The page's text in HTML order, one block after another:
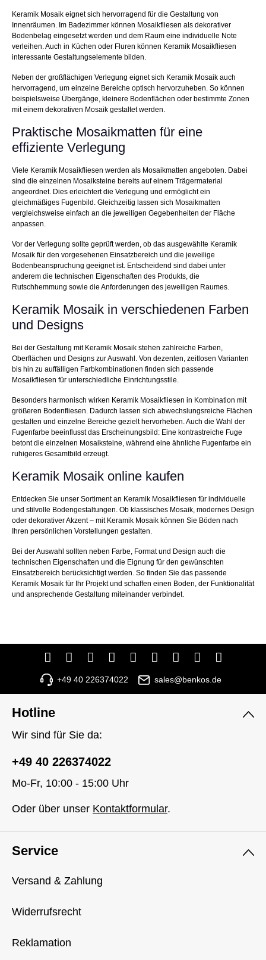
Keramik Mosaik eignet sich hervorragend für die Gestaltung von
Innenräumen. Im Badezimmer können Mosaikfliesen als dekorativer
Bodenbelag eingesetzt werden und dem Raum eine individuelle Note
verleihen. Auch in Küchen oder Fluren können Keramik Mosaikfliesen
interessante Gestaltungselemente bilden.
Neben der großflächigen Verlegung eignet sich Keramik Mosaik auch
hervorragend, um einzelne Bereiche optisch hervorzuheben. So können
beispielsweise Übergänge, kleinere Bodenflächen oder bestimmte Zonen
mit einem dekorativen Mosaik gestaltet werden.
Praktische Mosaikmatten für eine
effiziente Verlegung
Viele Keramik Mosaikfliesen werden als Mosaikmatten angeboten. Dabei
sind die einzelnen Mosaiksteine bereits auf einem Trägermaterial
angeordnet. Dies erleichtert die Verlegung und ermöglicht ein
gleichmäßiges Fugenbild. Gleichzeitig lassen sich Mosaikmatten
vergleichsweise einfach an die jeweiligen Gegebenheiten der Fläche
anpassen.
Vor der Verlegung sollte geprüft werden, ob das ausgewählte Keramik
Mosaik für den vorgesehenen Einsatzbereich und die jeweilige
Bodenbeanspruchung geeignet ist. Entscheidend sind dabei unter
anderem die technischen Eigenschaften des Produkts, die
Rutschhemmung sowie die Anforderungen des jeweiligen Raumes.
Keramik Mosaik in verschiedenen Farben
und Designs
Bei der Gestaltung mit Keramik Mosaik stehen zahlreiche Farben,
Oberflächen und Designs zur Auswahl. Von dezenten, zeitlosen Varianten
bis hin zu auffälligen Farbkombinationen finden sich passende
Mosaikfliesen für unterschiedliche Einrichtungsstile.
Besonders harmonisch wirken Keramik Mosaikfliesen in Kombination mit
größeren Bodenfliesen. Dadurch lassen sich abwechslungsreiche Flächen
gestalten und einzelne Bereiche gezielt hervorheben. Auch die Wahl der
Fugenfarbe beeinflusst das Erscheinungsbild: Eine kontrastreiche Fuge
betont die einzelnen Mosaiksteine, während eine ähnliche Fugenfarbe ein
ruhigeres Gesamtbild erzeugt.
Keramik Mosaik online kaufen
Entdecken Sie unser Sortiment an Keramik Mosaikfliesen für individuelle
und stilvolle Bodengestaltungen. Ob klassisches Mosaik, modernes Design
oder dekorativer Akzent – mit Keramik Mosaik können Sie Böden nach
Ihren persönlichen Vorstellungen gestalten.
Bei der Auswahl sollten neben Farbe, Format und Design auch die
technischen Eigenschaften und die Eignung für den gewünschten
Einsatzbereich berücksichtigt werden. So finden Sie das passende
Keramik Mosaik für Ihr Projekt und schaffen einen Boden, der Funktionalität
und ansprechende Gestaltung miteinander verbindet.
+49 40 226374022 sales@benkos.de
Hotline
Wir sind für Sie da:
+49 40 226374022
Mo-Fr, 10:00 - 15:00 Uhr
Oder über unser Kontaktformular.
Service
Versand & Zahlung
Widerrufsrecht
Reklamation